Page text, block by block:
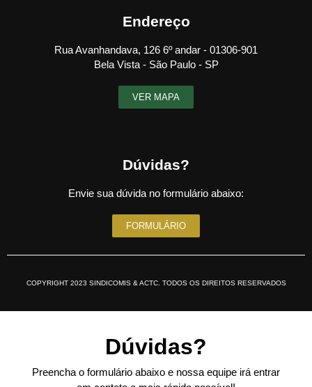
Endereço
Rua Avanhandava, 126 6º andar - 01306-901
Bela Vista - São Paulo - SP
VER MAPA
Dúvidas?
Envie sua dúvida no formulário abaixo:
FORMULÁRIO
COPYRIGHT 2023 SINDICOMIS & ACTC. TODOS OS DIREITOS RESERVADOS
Dúvidas?
Preencha o formulário abaixo e nossa equipe irá entrar